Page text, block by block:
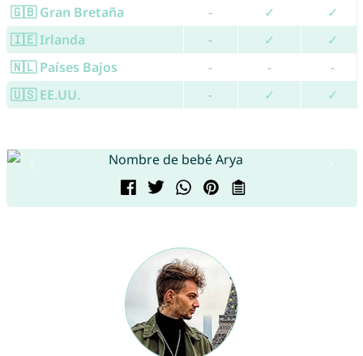
🇬🇧 Gran Bretaña
- ✓
✓
🇮🇪 Irlanda
- ✓
✓
🇳🇱 Países Bajos
- -
-
🇺🇸 EE.UU.
- ✓ ✓